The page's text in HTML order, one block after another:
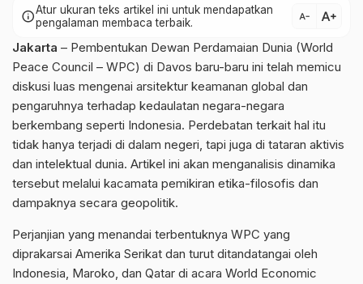
infoAtur ukuran teks artikel ini untuk mendapatkan
pengalaman membaca terbaik.
text_decrease text_increase
Jakarta – Pembentukan Dewan Perdamaian Dunia (World
Peace Council – WPC) di Davos baru-baru ini telah memicu
diskusi luas mengenai arsitektur keamanan global dan
pengaruhnya terhadap kedaulatan negara-negara
berkembang seperti Indonesia. Perdebatan terkait hal itu
tidak hanya terjadi di dalam negeri, tapi juga di tataran aktivis
dan intelektual dunia. Artikel ini akan menganalisis dinamika
tersebut melalui kacamata pemikiran etika-filosofis dan
dampaknya secara geopolitik.
Perjanjian yang menandai terbentuknya WPC yang
diprakarsai Amerika Serikat dan turut ditandatangai oleh
Indonesia, Maroko, dan Qatar di acara World Economic